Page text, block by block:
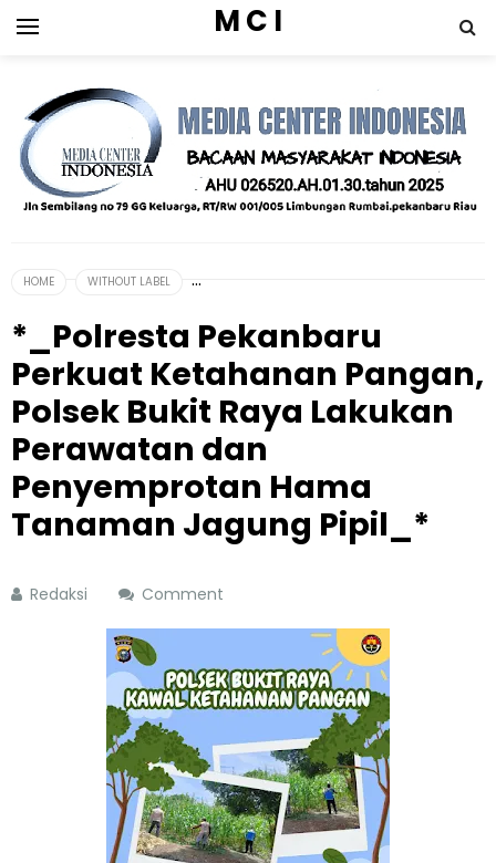
M C I
HOME WITHOUT LABEL
*_Polresta Pekanbaru
Perkuat Ketahanan Pangan,
Polsek Bukit Raya Lakukan
Perawatan dan
Penyemprotan Hama
Tanaman Jagung Pipil_*
Redaksi Comment